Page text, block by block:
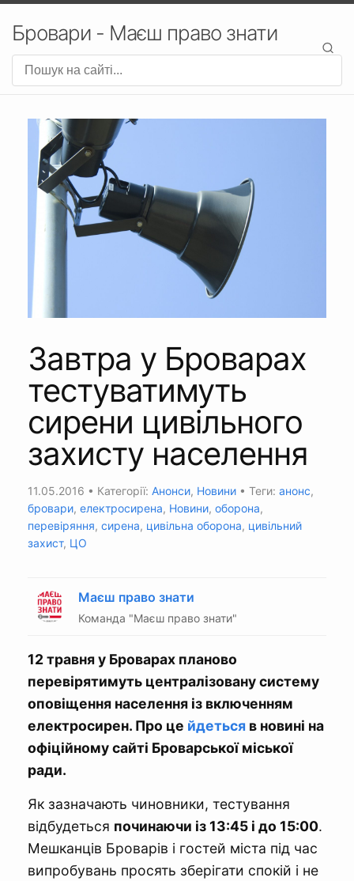
Бровари - Маєш право знати
Завтра у Броварах
тестуватимуть
сирени цивільного
захисту населення
11.05.2016 • Категорії: Анонси, Новини • Теги: анонс,
бровари, електросирена, Новини, оборона,
перевіряння, сирена, цивільна оборона, цивільний
захист, ЦО
Маєш право знати
Команда "Маєш право знати"
12 травня у Броварах планово
перевірятимуть централізовану систему
оповіщення населення із включенням
електросирен. Про це йдеться в новині на
офіційному сайті Броварської міської
ради.
Як зазначають чиновники, тестування
відбудеться починаючи із 13:45 і до 15:00.
Мешканців Броварів і гостей міста під час
випробувань просять зберігати спокій і не